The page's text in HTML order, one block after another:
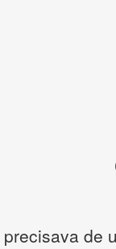
precisava de